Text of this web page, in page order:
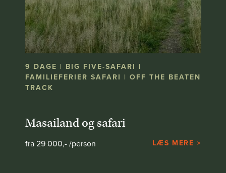
9 DAGE | BIG FIVE-SAFARI |
FAMILIEFERIER SAFARI | OFF THE BEATEN
TRACK
Masailand og safari
fra 29 000,- /person LÆS MERE >